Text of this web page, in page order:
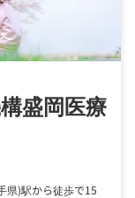
盛岡医療
県)駅から徒歩で15